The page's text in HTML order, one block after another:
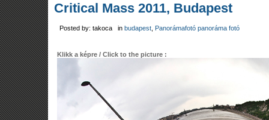
Critical Mass 2011, Budapest
Posted by: takoca in budapest, Panorámafotó panoráma fotó
Klikk a képre / Click to the picture :